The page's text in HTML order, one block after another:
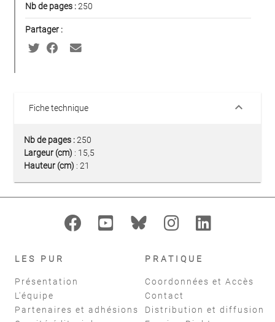
Nb de pages :250
Partager :
Fiche technique keyboard_arrow_down
Nb de pages :250
Largeur (cm) : 15,5
Hauteur (cm) : 21
LES PUR
Présentation
L'équipe
Partenaires et adhésions
PRATIQUE
Coordonnées et Accès
Contact
Distribution et diffusion